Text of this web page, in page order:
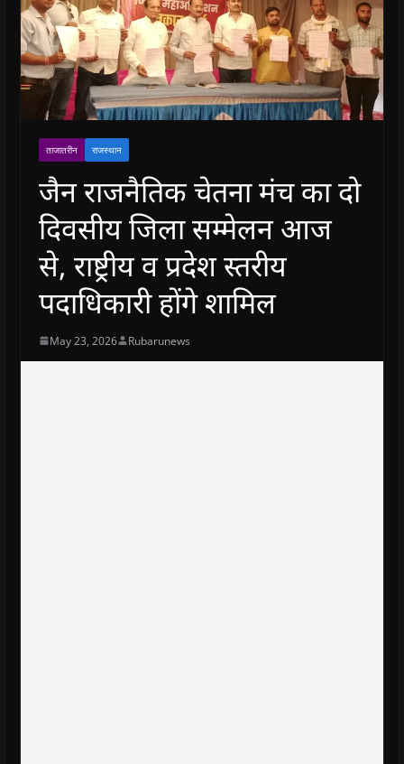
ताजातरीन राजस्थान
जैन राजनैतिक चेतना मंच का दो
दिवसीय जिला सम्मेलन आज
से, राष्ट्रीय व प्रदेश स्तरीय
पदाधिकारी होंगे शामिल
May 23, 2026 Rubarunews